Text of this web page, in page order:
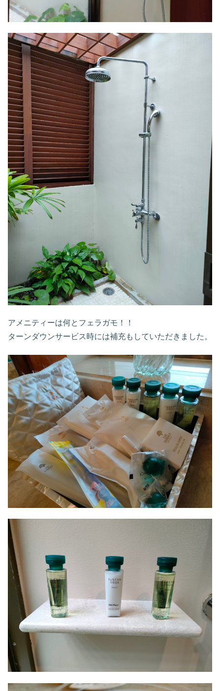
アメニティーは何とフェラガモ！！
ターンダウンサービス時には補充もしていただきました。